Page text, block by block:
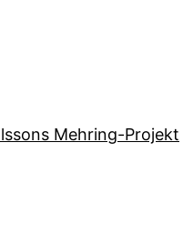
Mehring-Projekt